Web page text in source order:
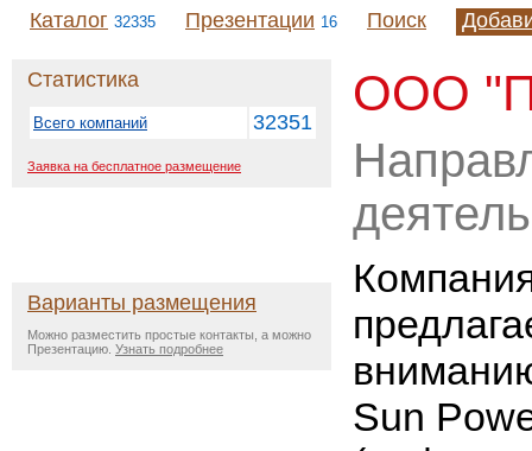
Каталог 32335 Презентации 16 Поиск
Статистика
Всего компаний 32351
Заявка на бесплатное размещение
Варианты размещения
Можно разместить простые контакты, а можно
Презентацию. Узнать подробнее
ООО
Sun